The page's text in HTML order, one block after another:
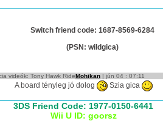
Switch friend code: 1687-8569-6284
(PSN: wildgica)
videók: Tony Hawk RideMohikan | jún 04 : 07:11
A board tényleg jó dolog Szia gica
3DS Friend Code: 1977-0150-6441
Wii U ID: goorsz